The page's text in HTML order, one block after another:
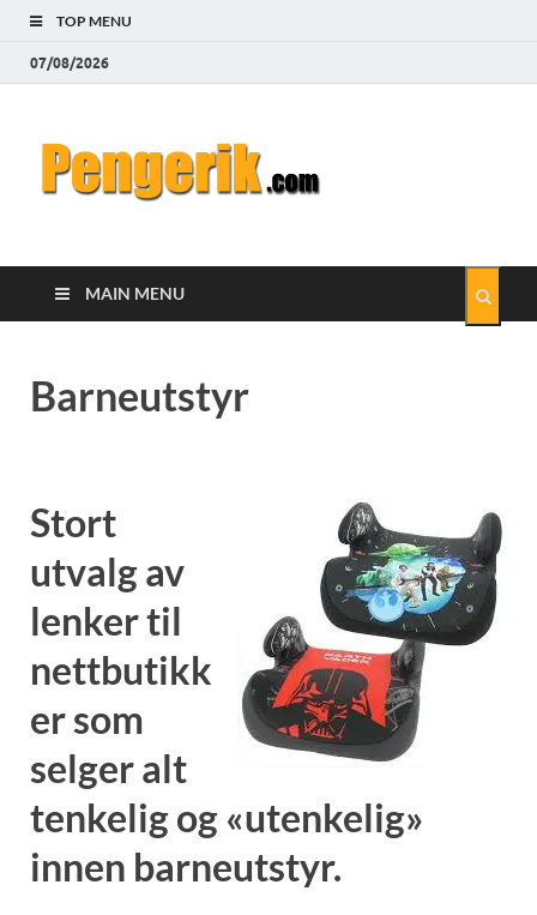
TOP MENU
07/08/2026
MAIN MENU
Barneutstyr
Stort
utvalg av
lenker til
nettbutikk
er som
selger alt
tenkelig og «utenkelig»
innen barneutstyr.